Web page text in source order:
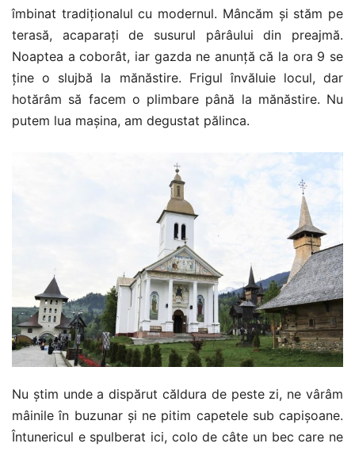
îmbinat tradiționalul cu modernul. Mâncăm și stăm pe
terasă, acaparați de susurul pârâului din preajmă.
Noaptea a coborât, iar gazda ne anunță că la ora 9 se
ține o slujbă la mănăstire. Frigul învăluie locul, dar
hotărâm să facem o plimbare până la mănăstire. Nu
putem lua mașina, am degustat pălinca.
Nu știm unde a dispărut căldura de peste zi, ne vârâm
mâinile în buzunar și ne pitim capetele sub capișoane.
Întunericul e spulberat ici, colo de câte un bec care ne